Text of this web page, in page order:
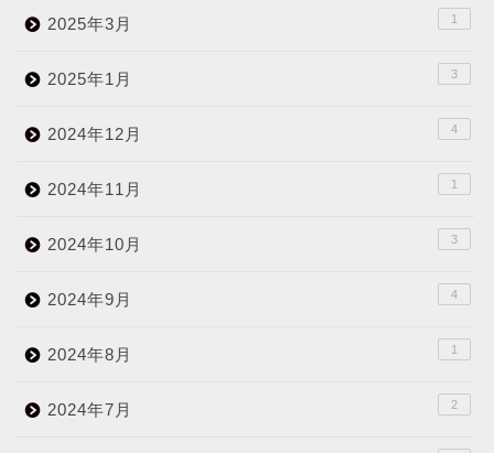
2025年3月 1
2025年1月 3
2024年12月 4
2024年11月 1
2024年10月 3
2024年9月 4
2024年8月 1
2024年7月 2